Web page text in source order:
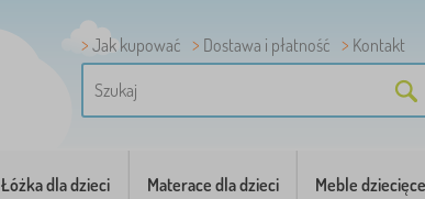
Jak kupować Dostawa i płatność Kontakt
Łóżka dla dzieci Materace dla dzieci Meble dziecięce